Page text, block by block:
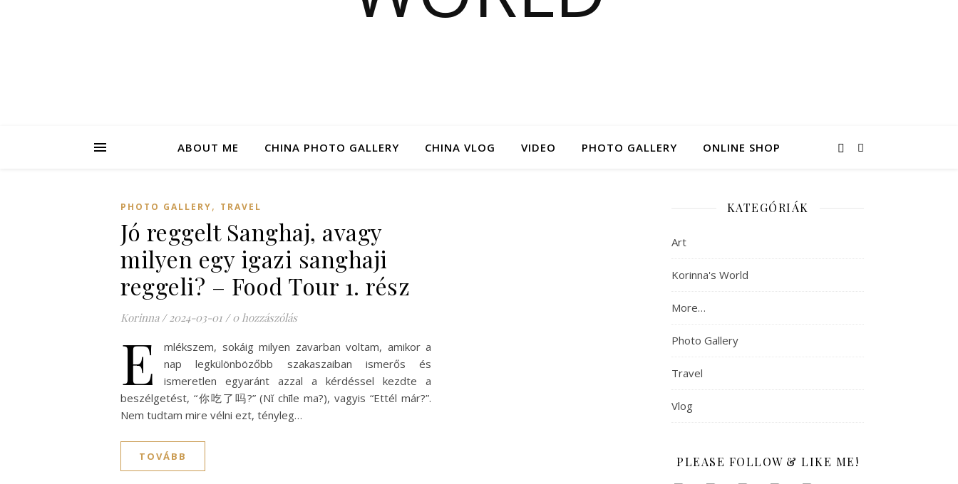
ABOUT ME CHINA PHOTO GALLERY CHINA VLOG VIDEO PHOTO GALLERY ONLINE SHOP
PHOTO GALLERY, TRAVEL
Jó reggelt Sanghaj, avagy
milyen egy igazi sanghaji
reggeli? – Food Tour 1. rész
Korinna / 2024-03-01 / 0 hozzászólás
E
mlékszem, sokáig milyen zavarban voltam, amikor a
nap legkülönbözőbb szakaszaiban ismerős és
ismeretlen egyaránt azzal a kérdéssel kezdte a
beszélgetést, “你吃了吗?” (Nǐ chīle ma?), vagyis “Ettél már?”.
Nem tudtam mire vélni ezt, tényleg…
TOVÁBB
KATEGÓRIÁK
Art
Korinna's World
More…
Photo Gallery
Travel
Vlog
PLEASE FOLLOW & LIKE ME!